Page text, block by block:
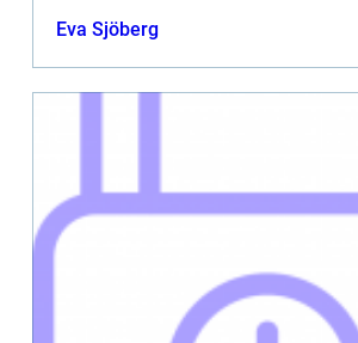
Eva Sjöberg